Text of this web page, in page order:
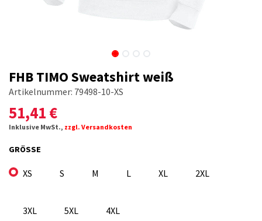
FHB TIMO Sweatshirt weiß
Artikelnummer: 79498-10-XS
51,41 €
Inklusive MwSt., zzgl. Versandkosten
GRÖSSE
XS S M L XL 2XL
3XL 5XL 4XL